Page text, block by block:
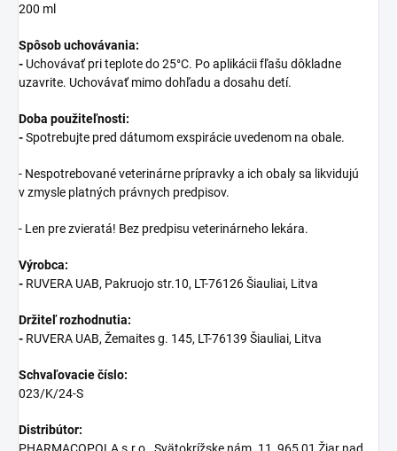
200 ml
Spôsob uchovávania:
- Uchovávať pri teplote do 25°C. Po aplikácii fľašu dôkladne
uzavrite. Uchovávať mimo dohľadu a dosahu detí.
Doba použiteľnosti:
-Spotrebujte pred dátumom exspirácie uvedenom na obale.
- Nespotrebované veterinárne prípravky a ich obaly sa likvidujú
v zmysle platných právnych predpisov.
- Len pre zvieratá! Bez predpisu veterinárneho lekára.
Výrobca:
- RUVERA UAB, Pakruojo str.10, LT-76126 Šiauliai, Litva
Držiteľ rozhodnutia:
- RUVERA UAB, Žemaites g. 145, LT-76139 Šiauliai, Litva
Schvaľovacie číslo:
023/K/24-S
Distribútor: